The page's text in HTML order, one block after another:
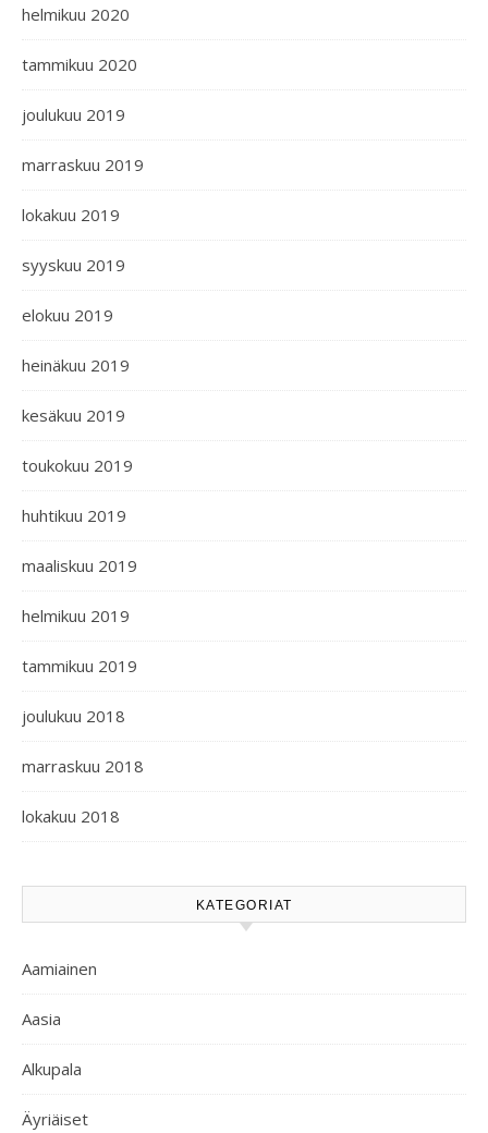
helmikuu 2020
tammikuu 2020
joulukuu 2019
marraskuu 2019
lokakuu 2019
syyskuu 2019
elokuu 2019
heinäkuu 2019
kesäkuu 2019
toukokuu 2019
huhtikuu 2019
maaliskuu 2019
helmikuu 2019
tammikuu 2019
joulukuu 2018
marraskuu 2018
lokakuu 2018
KATEGORIAT
Aamiainen
Aasia
Alkupala
Äyriäiset